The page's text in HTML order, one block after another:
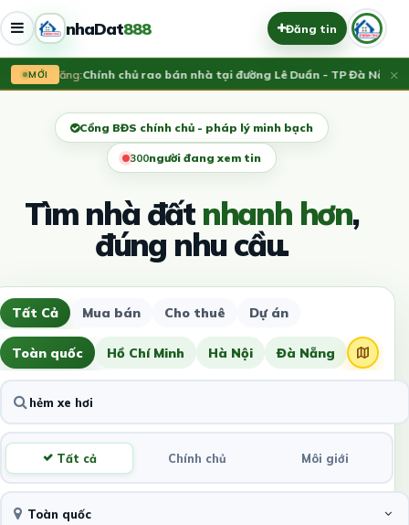
nhaDat888 Đăng tin
MỚI
Vừa đăng:Chính chủ rao bán nhà tại đường Lê Duẩn - TP Đà Nẵng;×
Cổng BĐS chính chủ - pháp lý minh bạch
300người đang xem tin
Tìm nhà đấtnhanh hơn,
đúng nhu cầu.
Tất Cả Mua bán Cho thuê Dự án
Toàn quốc Hồ Chí Minh Hà Nội Đà Nẵng
Tất cả Chính chủ Môi giới
Toàn quốc